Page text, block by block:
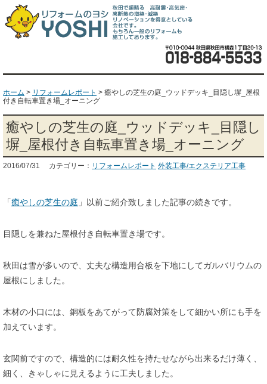
ホーム > リフォームレポート > 癒やしの芝生の庭_ウッドデッキ_目隠し塀_屋根
付き自転車置き場_オーニング
癒やしの芝生の庭_ウッドデッキ_目隠し
塀_屋根付き自転車置き場_オーニング
2016/07/31 カテゴリー： リフォームレポート 外装工事/エクステリア工事
「癒やしの芝生の庭 」以前ご紹介致しました記事の続きです。
目隠しを兼ねた屋根付き自転車置き場です。
秋田は雪が多いので、丈夫な構造用合板を下地にしてガルバリウムの
屋根にしました。
木材の小口には、銅板をあてがって防腐対策をして細かい所にも手を
加えています。
玄関前ですので、構造的には耐久性を持たせながら出来るだけ薄く、
細く、きゃしゃに見えるように工夫しました。